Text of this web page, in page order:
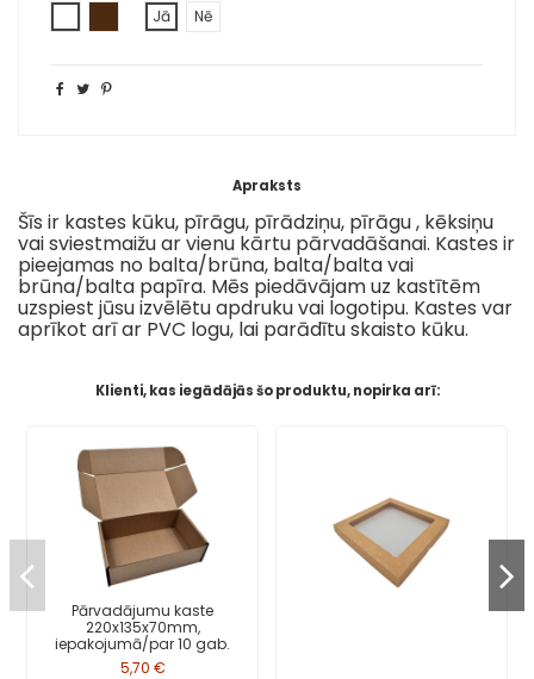
Jā
Nē
Apraksts
Šīs ir kastes kūku, pīrāgu, pīrādziņu, pīrāgu, kēksiņu
vaisviestmaižu ar vienu kārtu pārvadāšanai. Kastes ir
pieejamas no balta/brūna, balta/balta vai
brūna/balta papīra. Mēs piedāvājam uz kastītēm
uzspiest jūsu izvēlētu apdruku vai logotipu. Kastes var
aprīkot arī ar PVC logu, lai parādītu skaisto kūku.
Klienti, kas iegādājās šo produktu, nopirka arī:
Pārvadājumu kaste
220x135x70mm,
iepakojumā/par 10 gab.
5,70 €